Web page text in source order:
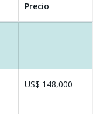
Precio
-
US$ 148,000